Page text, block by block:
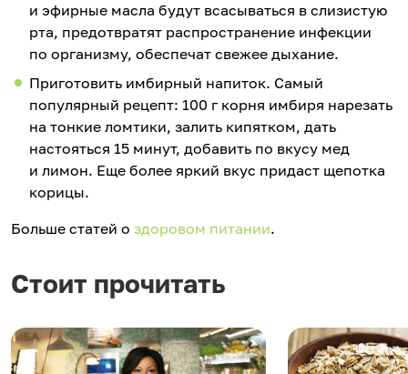
и эфирные масла будут всасываться в слизистую
рта, предотвратят распространение инфекции
по организму, обеспечат свежее дыхание.
Приготовить имбирный напиток. Самый
популярный рецепт: 100 г корня имбиря нарезать
на тонкие ломтики, залить кипятком, дать
настояться 15 минут, добавить по вкусу мед
и лимон. Еще более яркий вкус придаст щепотка
корицы.
Больше статей о здоровом питании.
Стоит прочитать